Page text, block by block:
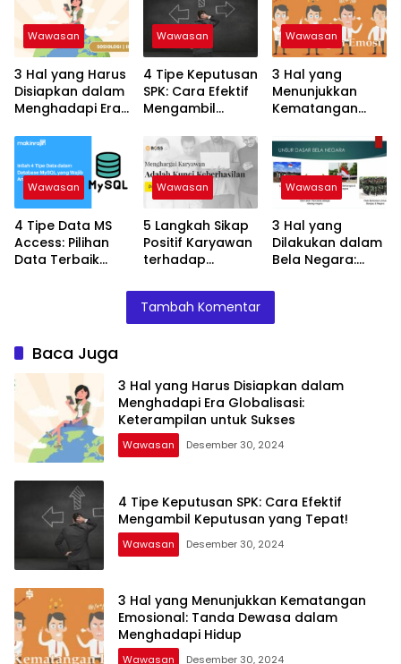
Wawasan
3 Hal yang Harus
Disiapkan dalam
Menghadapi Era
Keterampilan
untuk Sukses
Wawasan
4 Tipe Keputusan
SPK: Cara Efektif
Mengambil
Tepat!
Wawasan
3 Hal yang
Menunjukkan
Kematangan
Tanda Dewasa
dalam
Menghadapi
Hidup
Wawasan
4 Tipe Data MS
Access: Pilihan
Data Terbaik
Wawasan
5 Langkah Sikap
Positif Karyawan
terhadap
Keberhasilan
Bisnis Anda!
Wawasan
3 Hal yang
Dilakukan dalam
Bela Negara:
Warga Negara
Tambah Komentar
Baca Juga
3 Hal yang Harus Disiapkan dalam
Menghadapi Era Globalisasi:
Keterampilan untuk Sukses
Wawasan Desember 30, 2024
4 Tipe Keputusan SPK: Cara Efektif
Mengambil Keputusan yang Tepat!
Wawasan Desember 30, 2024
3 Hal yang Menunjukkan Kematangan
Emosional: Tanda Dewasa dalam
Menghadapi Hidup
Wawasan Desember 30, 2024